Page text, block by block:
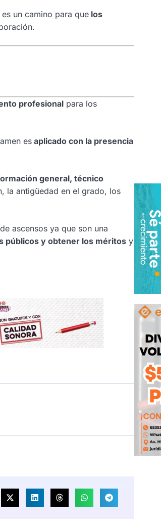
un camino para que los
profesional para los
es aplicado con la presencia
general, técnico
la antigüedad en el grado, los
ascensos ya que son una
públicos y obtener los méritos y